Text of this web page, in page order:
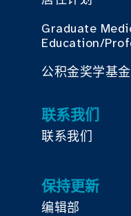
Graduate
Education/
公积金奖学基金
联系我们
联系我们
保持更新
编辑部